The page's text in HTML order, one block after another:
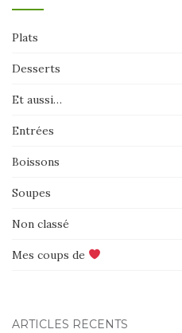
ARTICLES
Plats
Desserts
Et aussi…
Entrées
Boissons
Soupes
Non classé
Mes coups de
ARTICLES RÉCENTS